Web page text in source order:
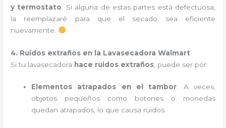
y termostato . Si alguna de estas partes está defectuosa,
la reemplazaré para que el secado sea eficiente
nuevamente.
4. Ruidos extraños en la Lavasecadora Walmart
Si tu lavasecadora hace ruidos extraños , puede ser por:
Elementos atrapados en el tambor: A veces,
objetos pequeños como botones o monedas
quedan atrapados, lo que causa ruidos.